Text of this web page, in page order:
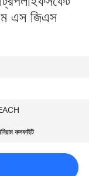
এস জিএস
ফসফাইট